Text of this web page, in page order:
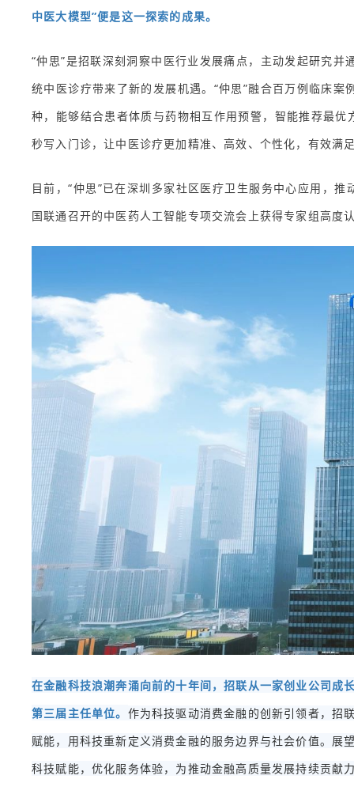
中医大模型”便是这一探索的成果。
“仲思”是招联深刻洞察中医行业发展痛点，主动发起研究
统中医诊疗带来了新的发展机遇。“仲思”融合百万例临床
种，能够结合患者体质与药物相互作用预警，智能推荐最
秒写入门诊，让中医诊疗更加精准、高效、个性化，有效满
目前，“仲思”已在深圳多家社区医疗卫生服务中心应用，
国联通召开的中医药人工智能专项交流会上获得专家组高度
在金融科技浪潮奔涌向前的十年间，招联从一家创业公司成
第三届主任单位。 作为科技驱动消费金融的创新引领者，招
赋能，用科技重新定义消费金融的服务边界与社会价值。
科技赋能，优化服务体验，为推动金融高质量发展持续贡献